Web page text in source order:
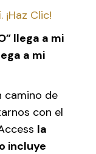
Clic!
llega a mi
a mi
camino de
con el
la
incluye